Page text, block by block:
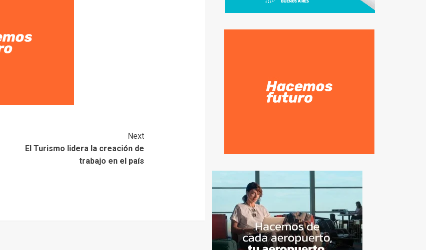
Next
El Turismo lidera la creación de
trabajo en el país